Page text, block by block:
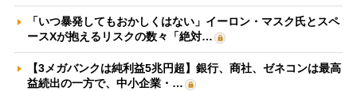
「いつ暴発してもおかしくはない」イーロン・マスク氏とスペ
ースXが抱えるリスクの数々「絶対…
【3メガバンクは純利益5兆円超】銀行、商社、ゼネコンは最高
益続出の一方で、中小企業・…